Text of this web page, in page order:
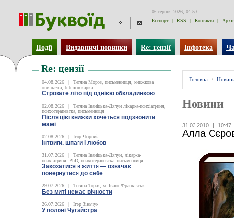
06 серпня 2026, 04:50
Експорт
| RSS | Контакти | Архів
Події Видавничі новинки Re: цензії Інфотека
Re: цензії
04.08.2026 |
Тетяна Мороз, письменниця, книжкова
оглядачка, бібліотекарка
Строкате літо під однією обкладинкою
02.08.2026 |
Тетяна Іваніцька-Дячун лікарка-психіатриня,
психотерапевтка, письменниця
Після цієї книжки хочеться подзвонити
мамі
02.08.2026 | Ігор Чорний
Інтриги, шпаги і любов
31.07.2026 |
Тетяна Іваніцька-Дячун, лікарка-
психіатриня, PhD, психотерапевтка, письменниця
Закохатися в життя — означає
повернутися до себе
29.07.2026 | Тетяна Торак, м. Івано-Франківськ
Без миті немає вічности
26.07.2026 | Ігор Зіньчук
У полоні Чугайстра
Головна \
Новини
31.03.2010 | 10:47
Алла